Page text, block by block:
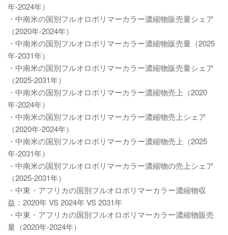
年-2024年）
・中南米の国別フルオロポリマーカラー濃縮物販売量シェア
（2020年-2024年）
・中南米の国別フルオロポリマーカラー濃縮物販売量（2025
年-2031年）
・中南米の国別フルオロポリマーカラー濃縮物販売量シェア
（2025-2031年）
・中南米の国別フルオロポリマーカラー濃縮物売上（2020
年-2024年）
・中南米の国別フルオロポリマーカラー濃縮物売上シェア
（2020年-2024年）
・中南米の国別フルオロポリマーカラー濃縮物売上（2025
年-2031年）
・中南米の国別フルオロポリマーカラー濃縮物の売上シェア
（2025-2031年）
・中東・アフリカの国別フルオロポリマーカラー濃縮物収
益：2020年 VS 2024年 VS 2031年
・中東・アフリカの国別フルオロポリマーカラー濃縮物販売
量（2020年-2024年）